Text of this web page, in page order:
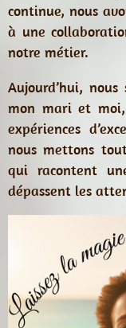
continue, nous
à une
notre métier.
Aujourd’hui,
mon mari et moi
expériences
nous mettons
qui racontent
dépassent les